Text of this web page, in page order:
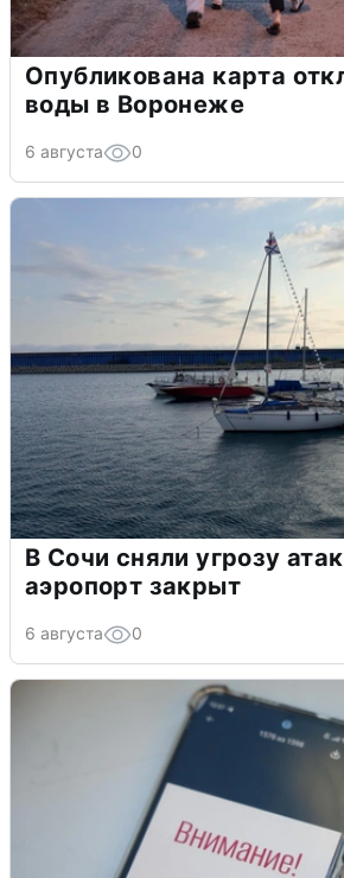
Опубликована карта
воды в Воронеже
6 августа 0
В Сочи сняли угрозу
аэропорт закрыт
6 августа 0